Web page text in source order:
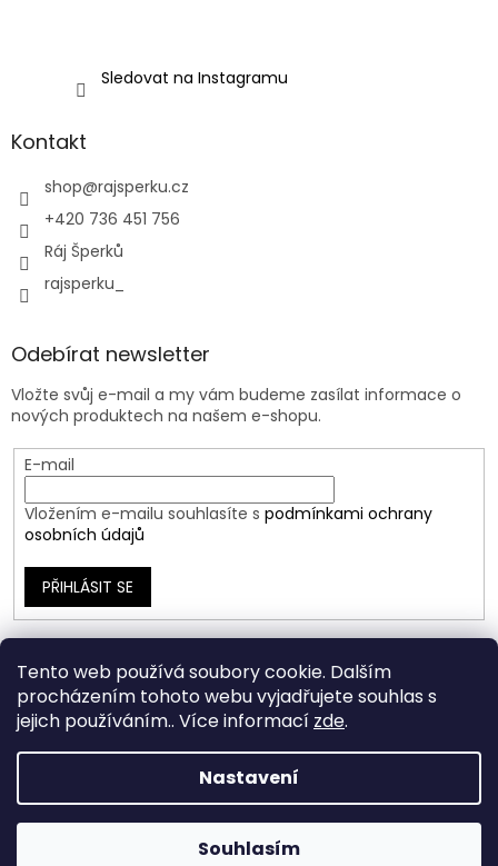
Tento web používá soubory cookie. Dalším
procházením tohoto webu vyjadřujete souhlas s
jejich používáním.. Více informací zde.
Nastavení
Souhlasím
Sledovat na Instagramu
Kontakt
shop@rajsperku.cz
+420 736 451 756
Ráj Šperků
rajsperku_
Odebírat newsletter
Vložte svůj e-mail a my vám budeme zasílat informace o
nových produktech na našem e-shopu.
E-mail
Vložením e-mailu souhlasíte s podmínkami ochrany
osobních údajů
PŘIHLÁSIT SE
Vytvořil Shoptet
Ráj Šperků. Všechna práva vyhrazena.